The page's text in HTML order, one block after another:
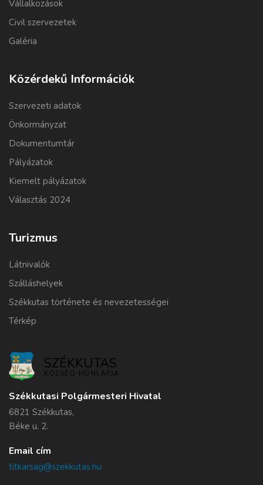
Vállalkozások
Civil szervezetek
Galéria
Közérdekű Információk
Szervezeti adatok
Önkormányzat
Dokumentumtár
Pályázatok
Kiemelt pályázatok
Választás 2024
Turizmus
Látnivalók
Szálláshelyek
Székkutas története és nevezetességei
Térkép
SZÉKKUTAS
KÖZSÉG HONLAPJA
Székkutasi Polgármesteri Hivatal
6821 Székkutas,
Béke u. 2.
Email cím
titkarsag@szekkutas.hu